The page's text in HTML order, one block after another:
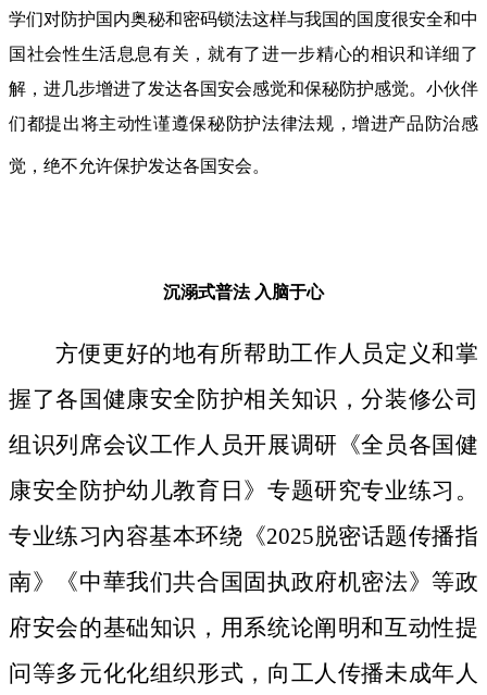
学们对防护国内奥秘和密码锁法这样与我国的国度很安全和中
国社会性生活息息有关，就有了进一步精心的相识和详细了
解，进几步增进了发达各国安会感觉和保秘防护感觉。小伙伴
们都提出将主动性谨遵保秘防护法律法规，增进产品防治感
觉，绝不允许保护发达各国安会。
沉溺式普法 入脑于心
方便更好的地有所帮助工作人员定义和掌
握了各国健康安全防护相关知识，分装修公司
组识列席会议工作人员开展调研《全员各国健
康安全防护幼儿教育日》专题研究专业练习。
专业练习內容基本环绕《2025脱密话题传播指
南》《中華我们共合国固执政府机密法》等政
府安会的基础知识，用系统论阐明和互动性提
问等多元化化组织形式，向工人传播未成年人